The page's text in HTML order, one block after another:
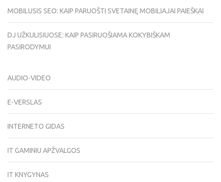
MOBILUSIS SEO: KAIP PARUOŠTI SVETAINĘ MOBILIAJAI PAIEŠKAI
DJ UŽKULISIUOSE: KAIP PASIRUOŠIAMA KOKYBIŠKAM
PASIRODYMUI
AUDIO-VIDEO
E-VERSLAS
INTERNETO GIDAS
IT GAMINIU APŽVALGOS
IT KNYGYNAS